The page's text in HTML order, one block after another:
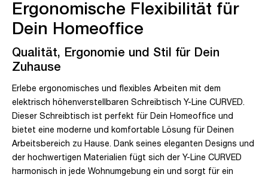
Ergonomische Flexibilität für
Dein Homeoffice
Qualität, Ergonomie und Stil für Dein
Zuhause
Erlebe ergonomisches und flexibles Arbeiten mit dem
elektrisch höhenverstellbaren Schreibtisch Y-Line CURVED.
Dieser Schreibtisch ist perfekt für Dein Homeoffice und
bietet eine moderne und komfortable Lösung für Deinen
Arbeitsbereich zu Hause. Dank seines eleganten Designs und
der hochwertigen Materialien fügt sich der Y-Line CURVED
harmonisch in jede Wohnumgebung ein und sorgt für ein